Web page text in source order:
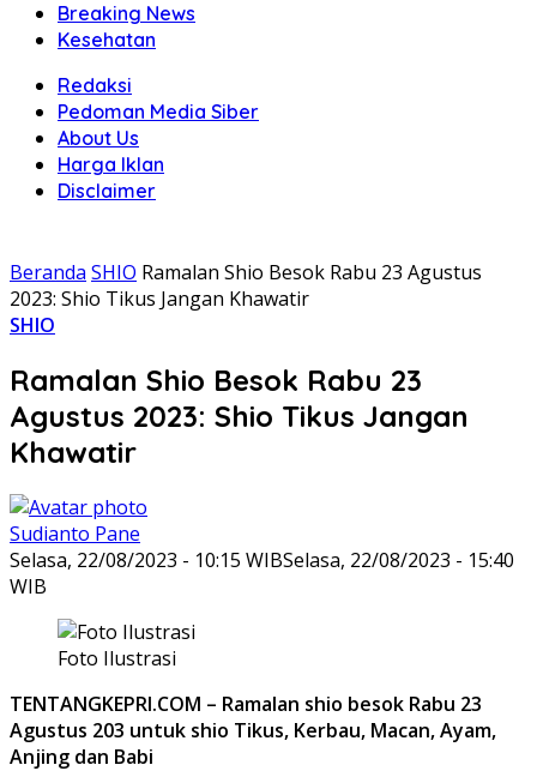
Breaking News
Kesehatan
Redaksi
Pedoman Media Siber
About Us
Harga Iklan
Disclaimer
Beranda SHIO Ramalan Shio Besok Rabu 23 Agustus
2023: Shio Tikus Jangan Khawatir
SHIO
Ramalan Shio Besok Rabu 23
Agustus 2023: Shio Tikus Jangan
Khawatir
Sudianto Pane
Selasa, 22/08/2023 - 10:15 WIBSelasa, 22/08/2023 - 15:40
WIB
Foto Ilustrasi
TENTANGKEPRI.COM – Ramalan shio besok Rabu 23
Agustus 203 untuk shio Tikus, Kerbau, Macan, Ayam,
Anjing dan Babi